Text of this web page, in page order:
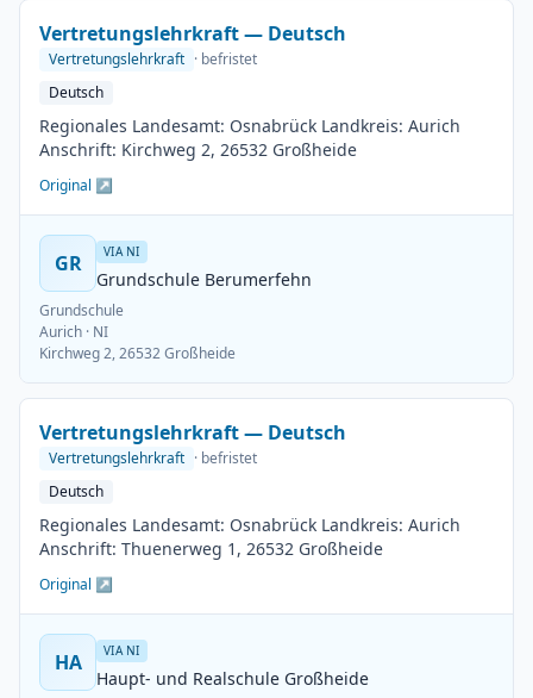
Vertretungslehrkraft — Deutsch
Vertretungslehrkraft · befristet
Deutsch
Regionales Landesamt: Osnabrück Landkreis: Aurich
Anschrift: Kirchweg 2, 26532 Großheide
Original ↗
GR VIA NI
Grundschule Berumerfehn
Grundschule
Aurich · NI
Kirchweg 2, 26532 Großheide
Vertretungslehrkraft — Deutsch
Vertretungslehrkraft · befristet
Deutsch
Regionales Landesamt: Osnabrück Landkreis: Aurich
Anschrift: Thuenerweg 1, 26532 Großheide
Original ↗
HA VIA NI
Haupt- und Realschule Großheide